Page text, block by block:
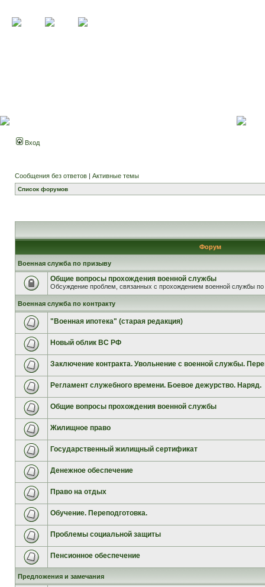
Вход
Сообщения без ответов | Активные темы
Список форумов
Форум
Военная служба по призыву
Общие вопросы прохождения военной службы
Обсуждение проблем, связанных с прохождением военной службы по
Военная служба по контракту
"Военная ипотека" (старая редакция)
Новый облик ВС РФ
Заключение контракта. Увольнение с военной службы.
Регламент служебного времени. Боевое дежурство. Наряд.
Общие вопросы прохождения военной службы
Жилищное право
Государственный жилищный сертификат
Денежное обеспечение
Право на отдых
Обучение. Переподготовка.
Проблемы социальной защиты
Пенсионное обеспечение
Предложения и замечания